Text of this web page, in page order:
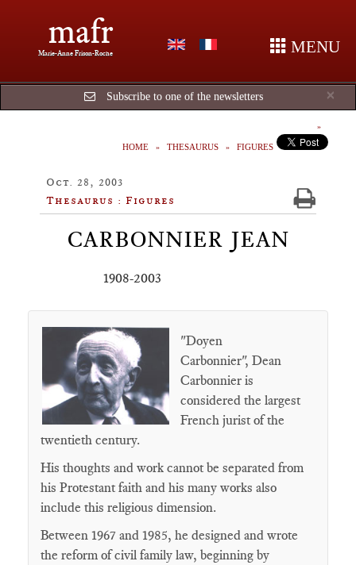
mafr
Marie-Anne Frison-Roche MENU
×
Subscribe to one of the newsletters
HOME THESAURUS FIGURES
Oct. 28, 2003
Thesaurus : Figures
CARBONNIER JEAN
1908-2003
"Doyen
Carbonnier", Dean
Carbonnier is
considered the largest
French jurist of the
twentieth century.
His thoughts and work cannot be separated from
his Protestant faith and his many works also
include this religious dimension.
Between 1967 and 1985, he designed and wrote
the reform of civil family law, beginning by